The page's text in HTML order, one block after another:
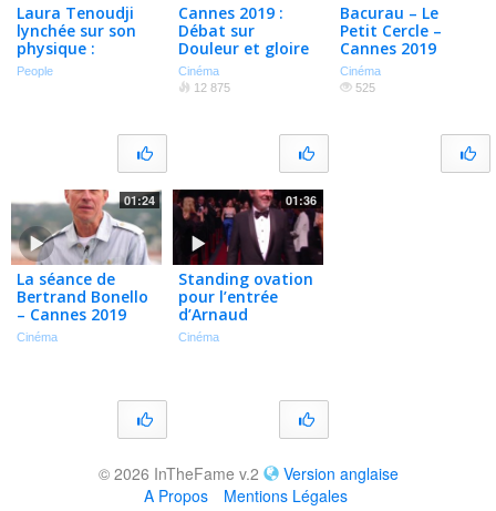
Laura Tenoudji
lynchée sur son
physique :
Comment
Christian Estrosi
People
Cannes 2019 :
Débat sur
Douleur et gloire
– Analyse cinéma
Cinéma
12 875
Bacurau – Le
Petit Cercle –
Cannes 2019
Cinéma
525
01:24
La séance de
Bertrand Bonello
– Cannes 2019
Cinéma
01:36
Standing ovation
pour l’entrée
d’Arnaud
Desplechin dans
Cinéma
© 2026 InTheFame v.2
Version anglaise
A Propos
Mentions Légales